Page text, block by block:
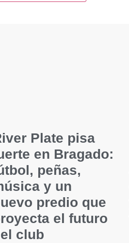
Plate pisa
en Bragado:
peñas,
y un
predio que
el futuro
club